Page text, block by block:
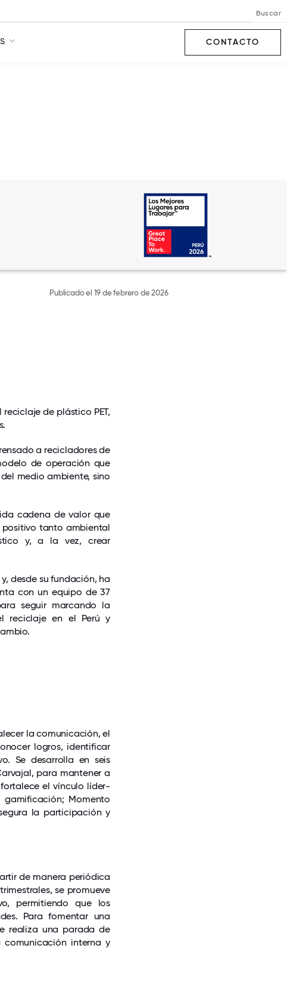
Buscar
CONTACTO
Publicado el 19 de febrero de 2026
de plástico PET,
a recicladores de
de operación que
medio ambiente, sino
cadena de valor que
positivo tanto ambiental
y, a la vez, crear
desde su fundación, ha
con un equipo de 37
seguir marcando la
reciclaje en el Perú y
la comunicación, el
logros, identificar
Se desarrolla en seis
para mantener a
el vínculo líder-
Momento
la participación y
de manera periódica
se promueve
permitiendo que los
Para fomentar una
realiza una parada de
interna y